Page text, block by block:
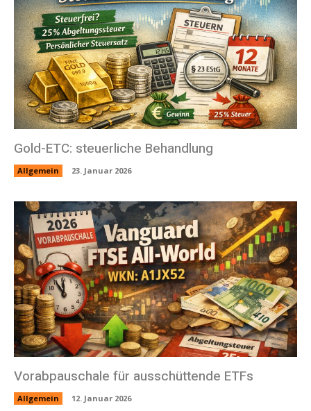
Gold-ETC: steuerliche Behandlung
Allgemein 23. Januar 2026
Vorabpauschale für ausschüttende ETFs
Allgemein 12. Januar 2026